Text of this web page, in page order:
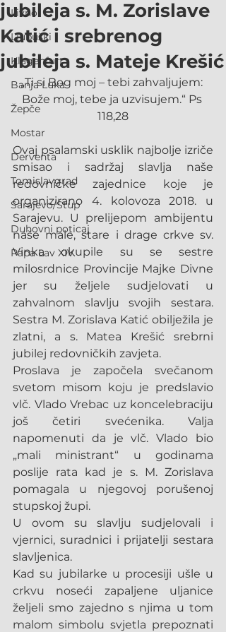
Livno
Ljubuški
Klagenfurt
Banja Luka
Žepče
Mostar
Derventa
Tomislavgrad
Sarajevo/Stup
Duhovni poticaj
Papa Lav XIV.
jubileja s. M. Zorislave
Katić i srebrenog
jubileja s. Mateje Krešić
„Ti si Bog moj – tebi zahvaljujem:
Bože moj, tebe ja uzvisujem.“ Ps
118,28
Ovaj psalamski usklik najbolje izriče
smisao i sadržaj slavlja naše
redovničke zajednice koje je
organizirano 4. kolovoza 2018. u
Sarajevu. U prelijepom ambijentu
naše male, stare i drage crkve sv.
Vinka okupile su se sestre
milosrdnice Provincije Majke Divne
jer su željele sudjelovati u
zahvalnom slavlju svojih sestara.
Sestra M. Zorislava Katić obilježila je
zlatni, a s. Matea Krešić srebrni
jubilej redovničkih zavjeta.
Proslava je započela svečanom
svetom misom koju je predslavio
vlč. Vlado Vrebac uz koncelebraciju
još četiri svećenika. Valja
napomenuti da je vlč. Vlado bio
„mali ministrant“ u godinama
poslije rata kad je s. M. Zorislava
pomagala u njegovoj porušenoj
stupskoj župi.
U ovom su slavlju sudjelovali i
vjernici, suradnici i prijatelji sestara
slavljenica.
Kad su jubilarke u procesiji ušle u
crkvu noseći zapaljene uljanice
željeli smo zajedno s njima u tom
malom simbolu svjetla prepoznati